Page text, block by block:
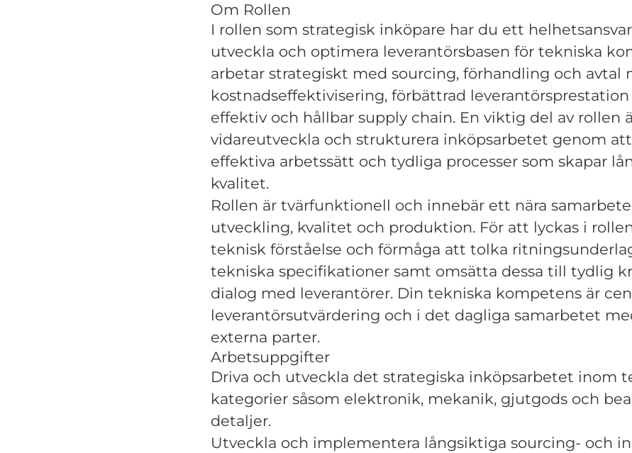
Om Rollen
I rollen som strategisk inköpare har du ett
utveckla och optimera leverantörsbasen för tekniska
arbetar strategiskt med sourcing, förhandling och avtal
kostnadseffektivisering, förbättrad
effektiv och hållbar supply chain. En viktig del av rollen
vidareutveckla och strukturera inköpsarbetet genom
effektiva arbetssätt och tydliga processer som skapar
kvalitet.
Rollen är tvärfunktionell och innebär ett nära
utveckling, kvalitet och produktion. För att lyckas i
teknisk förståelse och förmåga att tolka
tekniska specifikationer samt omsätta dessa till tydlig
dialog med leverantörer. Din tekniska kompetens är
leverantörsutvärdering och i det dagliga samarbetet
externa parter.
Arbetsuppgifter
Driva och utveckla det strategiska inköpsarbetet inom
kategorier såsom elektronik, mekanik, gjutgods och
detaljer.
Utveckla och implementera långsiktiga sourcing- och